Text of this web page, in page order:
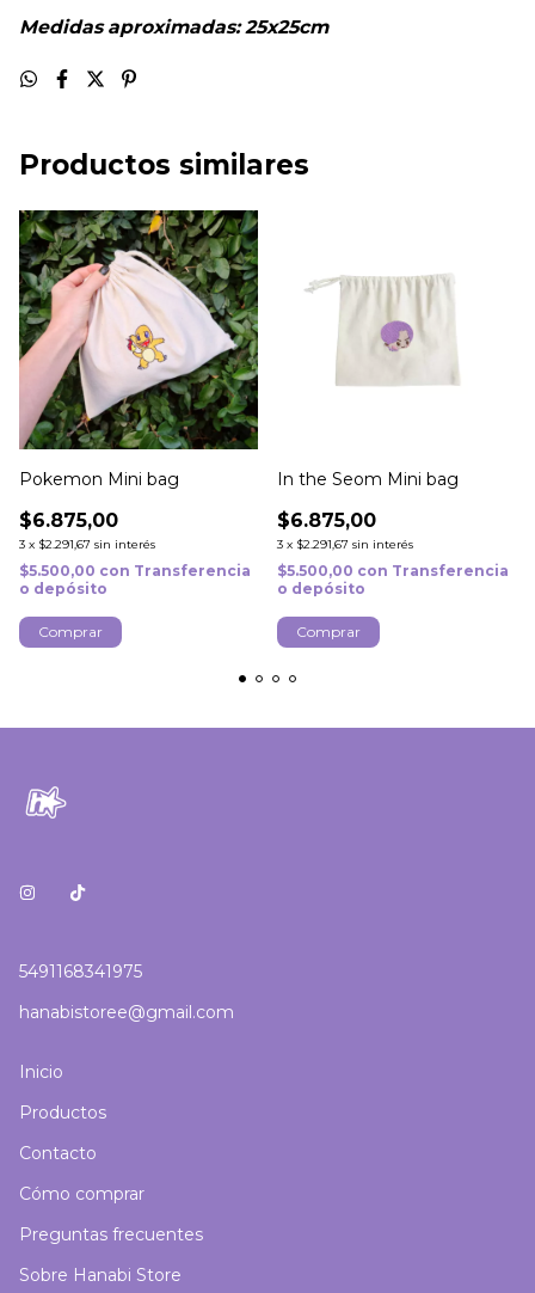
Medidas aproximadas: 25x25cm
Productos similares
Pokemon Mini bag
$6.875,00
3 x $2.291,67 sin interés
$5.500,00 con Transferencia
o depósito
Comprar
In the Seom Mini bag
$6.875,00
3 x $2.291,67 sin interés
$5.500,00 con Transferencia
o depósito
Comprar
5491168341975
hanabistoree@gmail.com
Inicio
Productos
Contacto
Cómo comprar
Preguntas frecuentes
Sobre Hanabi Store